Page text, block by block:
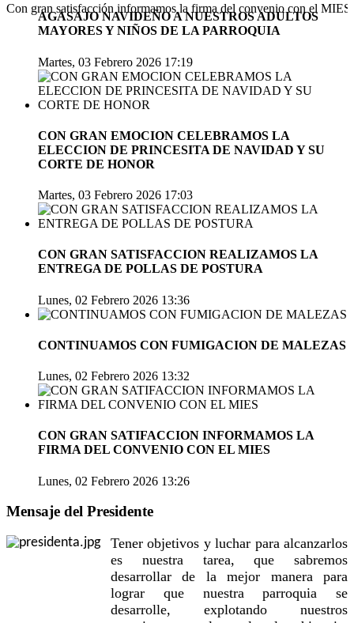
Con gran satisfacción informamos la firma del convenio con el
AGASAJO NAVIDEÑO A NUESTROS ADULTOS
MAYORES Y NIÑOS DE LA PARROQUIA
Martes, 03 Febrero 2026 17:19
CON GRAN EMOCION CELEBRAMOS LA
ELECCION DE PRINCESITA DE NAVIDAD Y SU
CORTE DE HONOR
Martes, 03 Febrero 2026 17:03
CON GRAN SATISFACCION REALIZAMOS LA
ENTREGA DE POLLAS DE POSTURA
Lunes, 02 Febrero 2026 13:36
CONTINUAMOS CON FUMIGACION DE MALEZAS
Lunes, 02 Febrero 2026 13:32
CON GRAN SATIFACCION INFORMAMOS LA
FIRMA DEL CONVENIO CON EL MIES
Lunes, 02 Febrero 2026 13:26
Mensaje del Presidente
Tener objetivos y luchar para alcanzarlos
es nuestra tarea, que sabremos
desarrollar de la mejor manera para
lograr que nuestra parroquia se
desarrolle, explotando nuestros